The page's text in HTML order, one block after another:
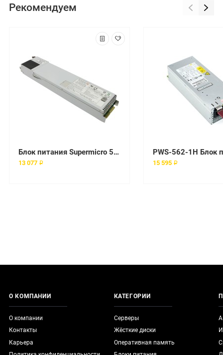
Рекомендуем
Блок питания Supermicro 560W 1U Multi-Output Power Supply [PWS-561-1H]
13 077 ₽ 15 595 ₽
О КОМПАНИИ
О компании
Контакты
Карьера
КАТЕГОРИИ
Серверы
Жёсткие диски
Оперативная память